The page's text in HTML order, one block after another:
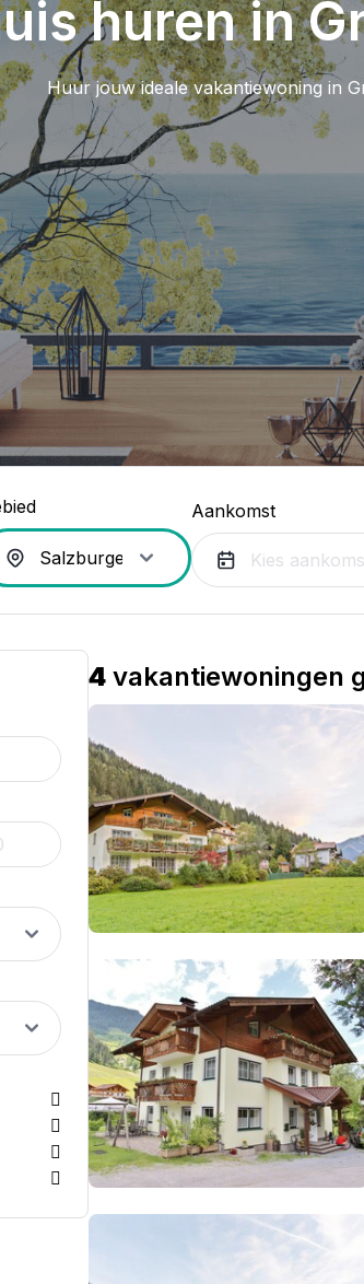
huren in
Huur jouw ideale vakantiewoning in
Aankomst
4 vakantiewoningen
| 0 recensies